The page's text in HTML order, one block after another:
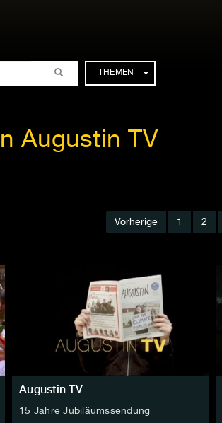
THEMEN
Augustin TV
Vorherige 1 2
Augustin TV
15 Jahre Jubiläumssendung